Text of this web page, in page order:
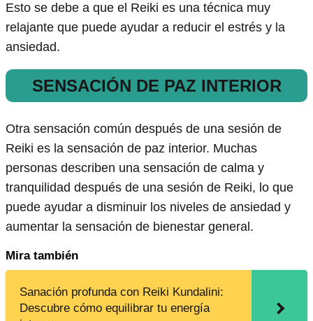
Esto se debe a que el Reiki es una técnica muy
relajante que puede ayudar a reducir el estrés y la
ansiedad.
SENSACIÓN DE PAZ INTERIOR
Otra sensación común después de una sesión de
Reiki es la sensación de paz interior. Muchas
personas describen una sensación de calma y
tranquilidad después de una sesión de Reiki, lo que
puede ayudar a disminuir los niveles de ansiedad y
aumentar la sensación de bienestar general.
Mira también
Sanación profunda con Reiki Kundalini:
Descubre cómo equilibrar tu energía